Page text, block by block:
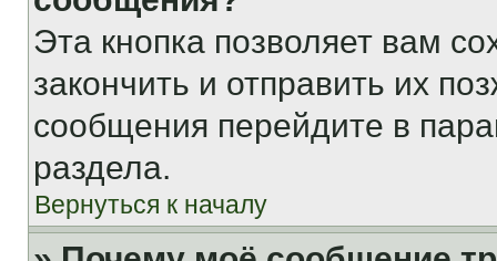
Эта кнопка позволяет вам
закончить и отправить их
сообщения перейдите в
раздела.
Вернуться к началу